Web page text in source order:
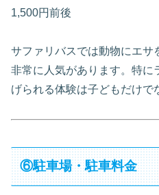
1,500円前後
サファリバスでは動物にエサ
非常に人気があります。特に
げられる体験は子どもだけで
⑥駐車場・駐車料金